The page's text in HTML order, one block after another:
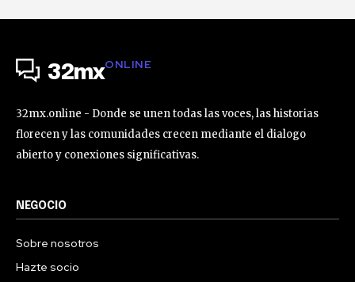
32mxONLINE
32mx.online - Donde se unen todas las voces, las historias
florecen y las comunidades crecen mediante el dialogo
abierto y conexiones significativas.
NEGOCIO
Sobre nosotros
Hazte socio